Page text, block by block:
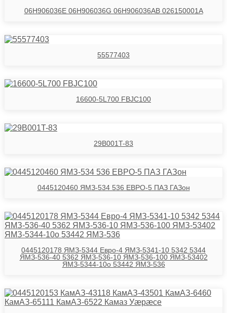
06H906036E 06H906036G 06H906036AB 026150001A
55577403
16600-5L700 FBJC100
29B001T-83
0445120460 ЯМЗ-534 536 ЕВРО-5 ПАЗ ГАЗон
0445120178 ЯМЗ-5344 Евро-4 ЯМЗ-5341-10 5342 5344
ЯМЗ-536-40 5362 ЯМЗ-536-10 ЯМЗ-536-100 ЯМЗ-53402
ЯМЗ-5344-10о 53442 ЯМЗ-536